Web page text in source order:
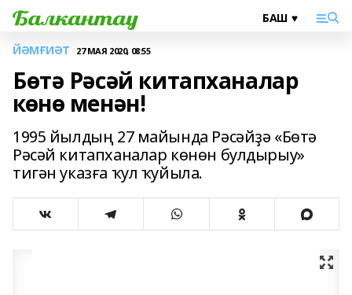
ЙӘМҒИӘТ 27 МАЯ 2020, 08:55
Бөтә Рәсәй китапханалар
көнө менән!
1995 йылдың 27 майында Рәсәйҙә «Бөтә
Рәсәй китапханалар көнөн булдырыу»
тигән указға ҡул ҡуйыла.